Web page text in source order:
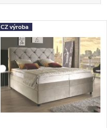
CZ výroba